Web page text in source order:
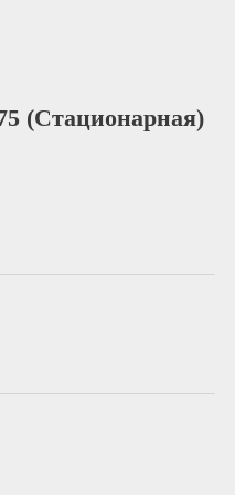
(Стационарная)